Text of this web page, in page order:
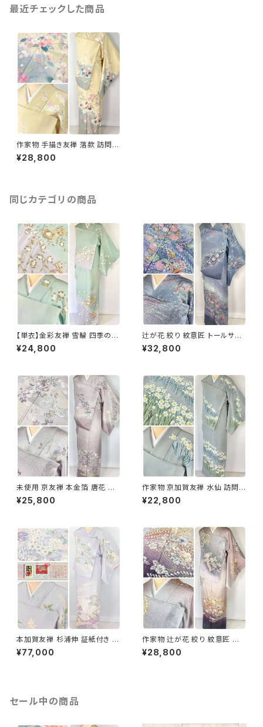
最近チェックした商品
作家物 手描き友禅 落款 訪問着
四季の花々 袷 正絹 黄色 水色
ピンク パステル 1277
¥28,800
同じカテゴリの商品
【単衣】金彩友禅 雪輪 四季の
花々 正絹 訪問着 黄緑 青緑 紫
1418
¥24,800
辻が花 絞り 紋意匠 トールサイ
ズ 金彩 訪問着 正絹 袷 青 ブル
ー 紫 1273
¥32,800
未使用 京友禅 本金箔 唐花 訪
問着 袷 正絹 紫 グレー 白 1165
¥25,800
作家物 京加賀友禅 水仙 訪問着
正絹 袷 浅葱鼠 青緑 グレー 白
1157
¥22,800
本加賀友禅 杉浦伸 証紙付き 訪
問着 花柄 正絹 紫 白 パステル
白菫色 1080
¥77,000
作家物 辻が花 絞り 紋意匠 金
箔 訪問着 辻ヶ花 正絹 袷 紫 紺
淡紅藤 1403
¥28,800
セール中の商品